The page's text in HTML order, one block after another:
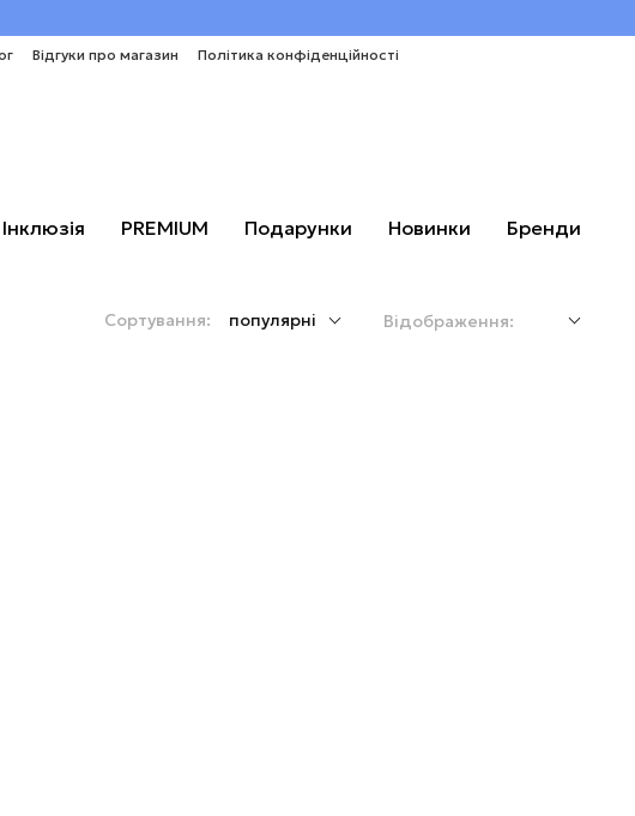
Відгуки про магазин Політика конфіденційності
Інклюзія PREMIUM Подарунки Новинки Бренди
Сортування: популярні Відображення: